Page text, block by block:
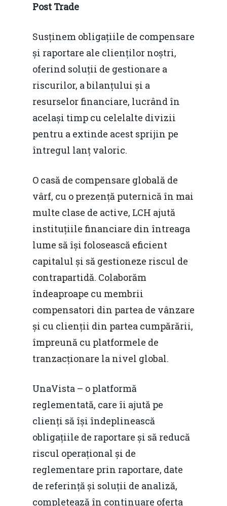
Post Trade
Susținem obligațiile de compensare
și raportare ale clienților noștri,
oferind soluții de gestionare a
riscurilor, a bilanțului și a
resurselor financiare, lucrând în
același timp cu celelalte divizii
pentru a extinde acest sprijin pe
întregul lanț valoric.
O casă de compensare globală de
vârf, cu o prezență puternică în mai
multe clase de active, LCH ajută
instituțiile financiare din întreaga
lume să își folosească eficient
capitalul și să gestioneze riscul de
contrapartidă. Colaborăm
îndeaproape cu membrii
compensatori din partea de vânzare
și cu clienții din partea cumpărării,
împreună cu platformele de
tranzacționare la nivel global.
UnaVista – o platformă
reglementată, care îi ajută pe
clienți să își îndeplinească
obligațiile de raportare și să reducă
riscul operațional și de
reglementare prin raportare, date
de referință și soluții de analiză,
completează în continuare oferta
Piaţa gazelor naturale:
predictibilitate,
concurenţă.
Soluții de
IMM
IMM
Fiscalitate pentru o
Durabilă
Martie 2016
Decembrie 2015
Agribusiness
Energia
Politici Europene în
Economie
Piața gazelor naturale:
predictibilitate,
concurență.
Burse pentru
Contact
Daniel Apostol
Email: